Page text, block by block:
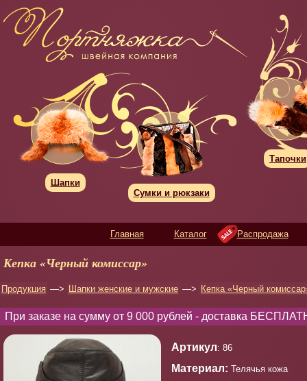
Шапки
Сумки и рюкзаки
Тапочки
Главная Каталог Распродажа
Кепка «Черный комиссар»
Продукция —> Шапки женские и мужские —> Кепка «Черный
При заказе на сумму от 9 000 рублей - доставка
Артикул: 86
Материал: Телячья кожа